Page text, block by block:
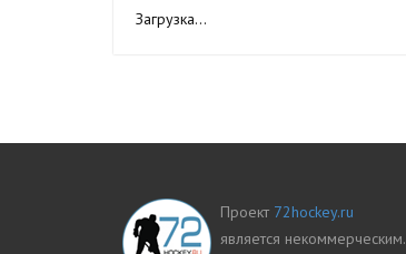
Загрузка...
Проект 72hockey.ru
является некоммерческим.